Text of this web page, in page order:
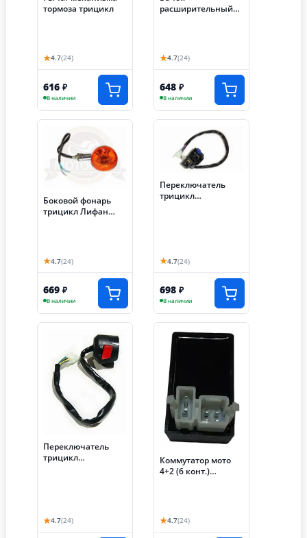
тормоза трицикл
★4.7(24)
616 ₽
В наличии
расширительный
★4.7(24)
648 ₽
В наличии
Боковой фонарь
трицикл Лифан
★4.7(24)
669 ₽
В наличии
Переключатель
трицикл
★4.7(24)
698 ₽
В наличии
Переключатель
трицикл
★4.7(24)
Коммутатор мото
4+2 (6 конт.)
★4.7(24)